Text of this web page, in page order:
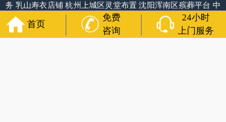
务 乳山寿衣店铺杭州上城区灵堂布置沈阳浑南区殡葬平台 中
国墓地网
中国非急救转运网网站建设 中国殡葬一条龙网中国
救护车网葬花店 葬花服务网
首页
免费
咨询
24小时
上门服务